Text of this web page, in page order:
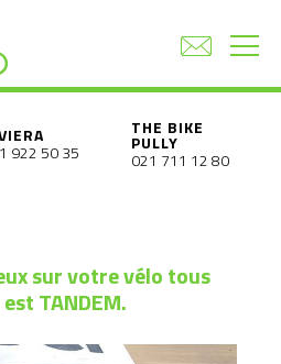
922 50 35
THE BIKE
PULLY
021 711 12 80
sur votre vélo tous
TANDEM.